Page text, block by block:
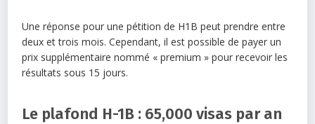
Une réponse pour une pétition de H1B peut prendre entre
deux et trois mois. Cependant, il est possible de payer un
prix supplémentaire nommé « premium » pour recevoir les
résultats sous 15 jours.
Le plafond H-1B : 65,000 visas par an